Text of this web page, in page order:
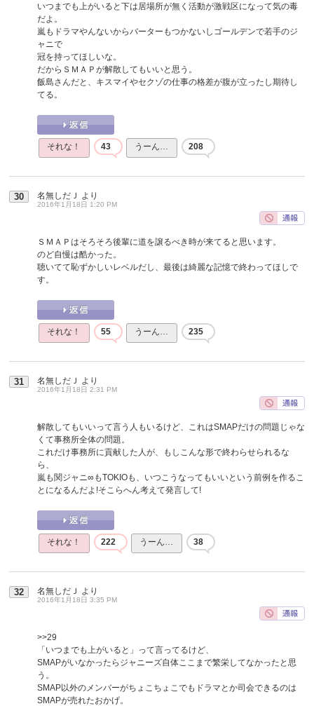
いつまでも上がいると下は居場所が無く活動が激戦区になって気の毒
だよ。
嵐もドラマやんないからバーターもつかないしゴールデンで若手のジ
ャニで
冠を持ってほしいな。
だからＳＭＡＰが解散してもいいと思う。
飯島さんだと、キスマイやセクゾの仕事の格差が腹が立ったし期待し
てる。
それな！ 43 うーん… 208
30 名無しだＪ より
2016年1月18日 1:20 PM
ＳＭＡＰはそろそろ後輩に道を譲るべき時が来てると思います。
のど自慢は酷かった。
聴いてて恥ずかしいレベルだし、最後は綺麗な記憶で終わってほしで
す。
それな！ 55 うーん… 235
31 名無しだＪ より
2016年1月18日 2:31 PM
解散してもいいって言う人もいるけど、これはSMAPだけの問題じゃな
くて事務所全体の問題。
これだけ事務所に貢献した人が、もしこんな形で終わらせられるな
ら、
嵐も関ジャニ∞もTOKIOも、いつこうなってもいいという前例を作るこ
とになるんだよ!そこらへん考えて発言して!
それな！ 222 うーん… 38
32 名無しだＪ より
2016年1月18日 3:35 PM
>>29
「いつまでも上がいると」って言ってるけど、
SMAPがいなかったらジャニーズ自体ここまで繁栄してなかったと思
う。
SMAP以外のメンバーがちょこちょこでもドラマとか司会できるのは
SMAPが売れたおかげ。